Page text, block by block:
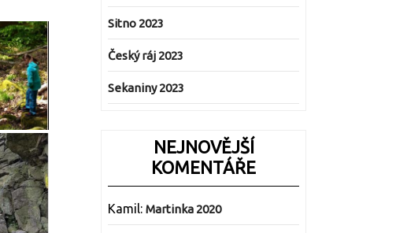
Sitno 2023
Český ráj 2023
Sekaniny 2023
NEJNOVĚJŠÍ
KOMENTÁŘE
Kamil: Martinka 2020